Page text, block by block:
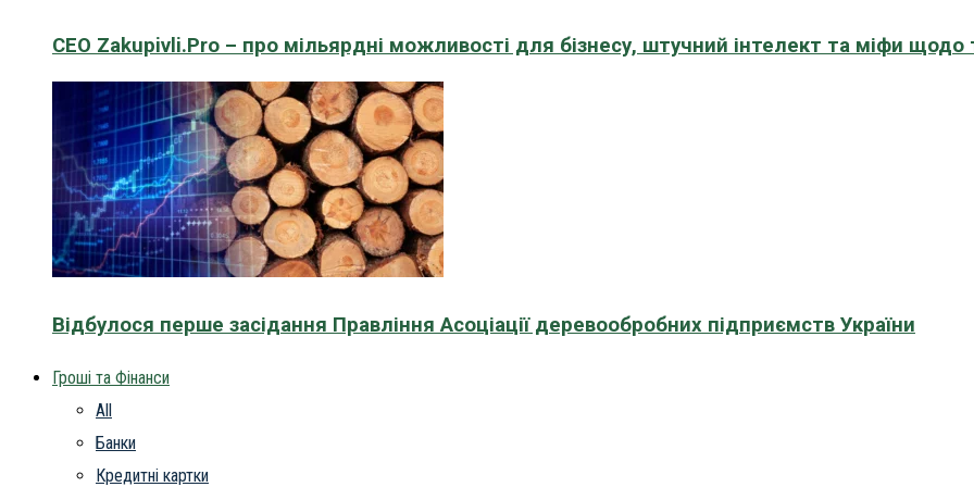
CEO Zakupivli.Pro – про мільярдні можливості для бізнесу, штучний інтелект та міфи щодо
Відбулося перше засідання Правління Асоціації деревообробних підприємств України
Гроші та Фінанси
All
Банки
Кредитні картки